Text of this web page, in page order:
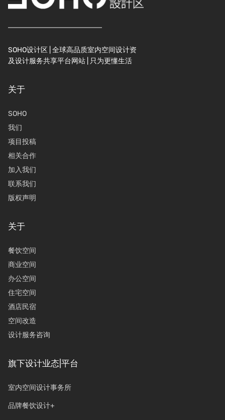
SOHO设计区 | 全球高品质室内空间设计资
及设计服务共享平台网站 | 只为更懂生活
关于
SOHO
我们
项目投稿
相关合作
加入我们
联系我们
版权声明
关于
餐饮空间
商业空间
办公空间
住宅空间
酒店民宿
空间改造
设计服务咨询
旗下设计业态|平台
室内空间设计事务所
品牌餐饮设计+